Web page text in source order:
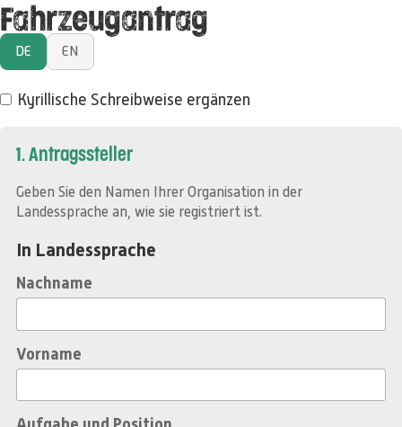
Fahrzeugantrag
DE EN
Kyrillische Schreibweise ergänzen
1. Antragssteller
Geben Sie den Namen Ihrer Organisation in der
Landessprache an, wie sie registriert ist.
In Landessprache
Nachname
Vorname